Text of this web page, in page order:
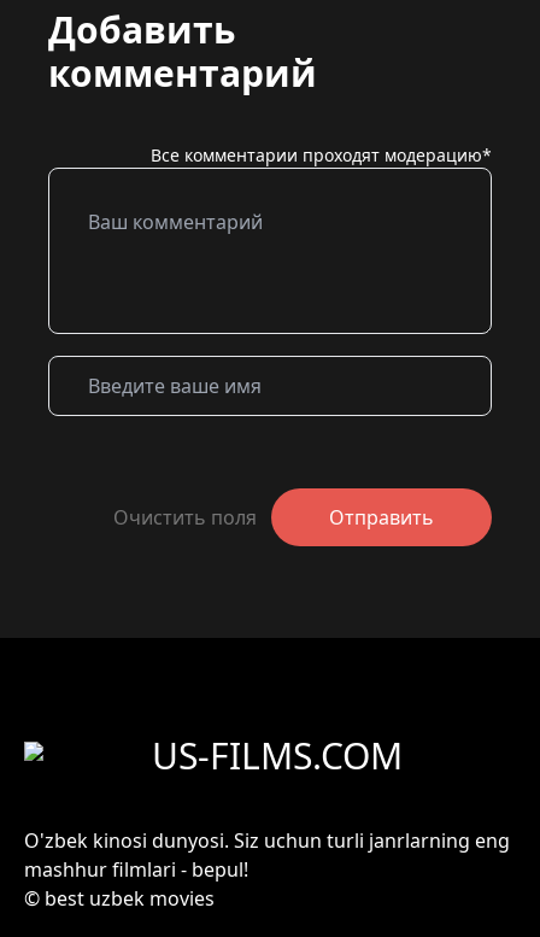
Добавить
комментарий
Все комментарии проходят модерацию*
Очистить поля Отправить
US-FILMS.COM
O'zbek kinosi dunyosi. Siz uchun turli janrlarning eng
mashhur filmlari - bepul!
© best uzbek movies